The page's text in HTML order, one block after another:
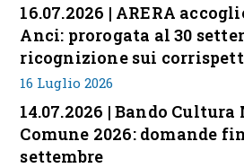
16.07.2026 | ARERA
Anci: prorogata al 30
ricognizione sui
16 Luglio 2026
14.07.2026 | Bando
Comune 2026: domande
settembre